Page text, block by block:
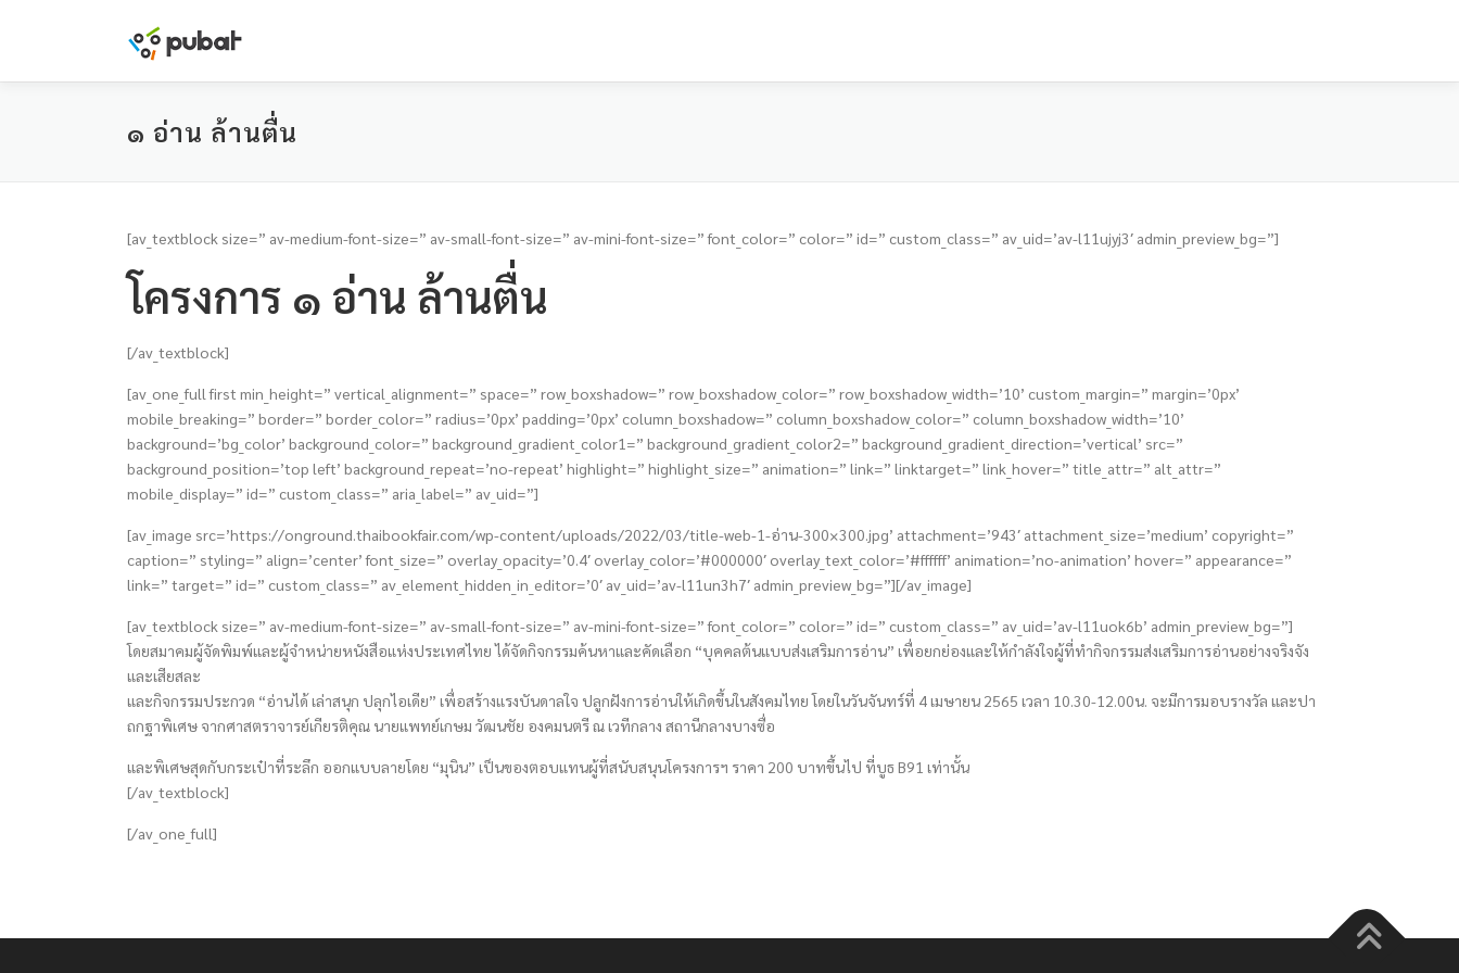
๑ อ่าน ล้านตื่น
[av_textblock size=” av-medium-font-size=” av-small-font-size=” av-mini-font-size=” font_color=” color=” id=” custom_class=” av_uid=’av-l11ujyj3′ admin_preview_bg=”]
โครงการ ๑ อ่าน ล้านตื่น
[/av_textblock]
[av_one_full first min_height=” vertical_alignment=” space=” row_boxshadow=” row_boxshadow_color=” row_boxshadow_width=’10’ custom_margin=” margin=’0px’
mobile_breaking=” border=” border_color=” radius=’0px’ padding=’0px’ column_boxshadow=” column_boxshadow_color=” column_boxshadow_width=’10’
background=’bg_color’ background_color=” background_gradient_color1=” background_gradient_color2=” background_gradient_direction=’vertical’ src=”
background_position=’top left’ background_repeat=’no-repeat’ highlight=” highlight_size=” animation=” link=” linktarget=” link_hover=” title_attr=” alt_attr=”
mobile_display=” id=” custom_class=” aria_label=” av_uid=”]
[av_image src=’https://onground.thaibookfair.com/wp-content/uploads/2022/03/title-web-1-อ่าน-300×300.jpg’ attachment=’943′ attachment_size=’medium’ copyright=”
caption=” styling=” align=’center’ font_size=” overlay_opacity=’0.4′ overlay_color=’#000000′ overlay_text_color=’#ffffff’ animation=’no-animation’ hover=” appearance=”
link=” target=” id=” custom_class=” av_element_hidden_in_editor=’0′ av_uid=’av-l11un3h7′ admin_preview_bg=”][/av_image]
[av_textblock size=” av-medium-font-size=” av-small-font-size=” av-mini-font-size=” font_color=” color=” id=” custom_class=” av_uid=’av-l11uok6b’ admin_preview_bg=”]
โดยสมาคมผู้จัดพิมพ์และผู้จำหน่ายหนังสือแห่งประเทศไทย ได้จัดกิจกรรมค้นหาและคัดเลือก “บุคคลต้นแบบส่งเสริมการอ่าน” เพื่อยกย่องและให้กำลังใจผู้ที่ทำกิจกรรมส่งเสริมการอ่านอย่างจริงจัง
และเสียสละ
และกิจกรรมประกวด “อ่านได้ เล่าสนุก ปลุกไอเดีย” เพื่อสร้างแรงบันดาลใจ ปลูกฝังการอ่านให้เกิดขึ้นในสังคมไทย โดยในวันจันทร์ที่ 4 เมษายน 2565 เวลา 10.30-12.00น. จะมีการมอบรางวัล และปา
ถกฐาพิเศษ จากศาสตราจารย์เกียรติคุณ นายแพทย์เกษม วัฒนชัย องคมนตรี ณ เวทีกลาง สถานีกลางบางซื่อ
และพิเศษสุดกับกระเป๋าที่ระลึก ออกแบบลายโดย “มุนิน” เป็นของตอบแทนผู้ที่สนับสนุนโครงการฯ ราคา 200 บาทขึ้นไป ที่บูธ B91 เท่านั้น
[/av_textblock]
[/av_one_full]